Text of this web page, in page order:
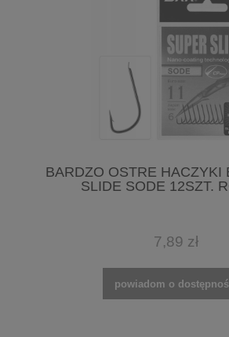
BARDZO OSTRE HACZYKI
SLIDE SODE 12SZT.
7,89 zł
powiadom o